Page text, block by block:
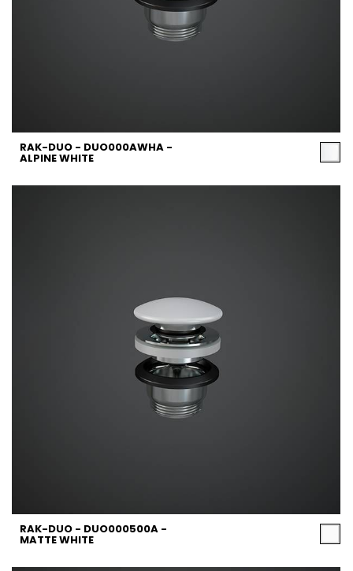
RAK-DUO - DUO000AWHA -
ALPINE WHITE
RAK-DUO - DUO000500A -
MATTE WHITE